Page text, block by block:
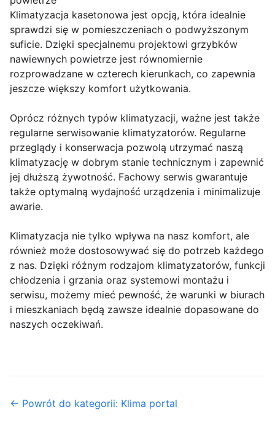
Klimatyzacja kasetonowa jest opcją, która idealnie
sprawdzi się w pomieszczeniach o podwyższonym
suficie. Dzięki specjalnemu projektowi grzybków
nawiewnych powietrze jest równomiernie
rozprowadzane w czterech kierunkach, co zapewnia
jeszcze większy komfort użytkowania.
Oprócz różnych typów klimatyzacji, ważne jest także
regularne serwisowanie klimatyzatorów. Regularne
przeglądy i konserwacja pozwolą utrzymać naszą
klimatyzację w dobrym stanie technicznym i zapewnić
jej dłuższą żywotność. Fachowy serwis gwarantuje
także optymalną wydajność urządzenia i minimalizuje
awarie.
Klimatyzacja nie tylko wpływa na nasz komfort, ale
również może dostosowywać się do potrzeb każdego
z nas. Dzięki różnym rodzajom klimatyzatorów, funkcji
chłodzenia i grzania oraz systemowi montażu i
serwisu, możemy mieć pewność, że warunki w biurach
i mieszkaniach będą zawsze idealnie dopasowane do
naszych oczekiwań.
← Powrót do kategorii: Klima portal